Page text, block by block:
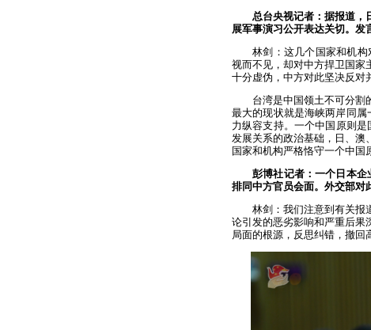
总台央视记者：据报道，
展军事演习公开表达关切。发
林剑：这几个国家和机构
视而不见，却对中方捍卫国家
十分虚伪，中方对此坚决反对
台湾是中国领土不可分割
最大的现状就是海峡两岸同属
力纵容支持。一个中国原则
发展关系的政治基础，日、澳
国家和机构严格恪守一个中国
彭博社记者：一个日本
排同中方官员会面。外交部对
林剑：我们注意到有关报
论引发的恶劣影响和严重后果
局面的根源，反思纠错，撤回